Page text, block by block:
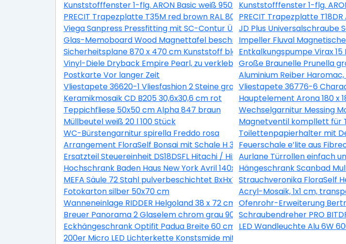
Kunststofffenster 1-flg. ARON Basic weiß 950x550 mm DIN Links
Kunststofffenster 1-flg.
PRECIT Trapezplatte T35M red brown RAL 8012 2300 x 1095 x 0,63 mm
PRECIT Trapezplatte
Viega Sanpress Pressfitting mit SC-Contur Übergangsstück 22mmx1/2"
JD Plus Universalschraube
Glas-Memoboard Wood Magnettafel beschriftbar weiss 30x30 cm
Impeller Fluval
Sicherheitsplane 870 x 470 cm Kunststoff blauEntkalkungspumpe Virax 15
Vinyl-Diele Dryback Empire Pearl, zu verkleben, 23x150 cmGroße Braunelle Prunella
Postkarte Vor langer Zeit
Aluminium Reiber Haromac,
Vliestapete 36620-1 Vliesfashion 2 Steine grau Vliestapete 36776-6
Keramikmosaik CD B205 30,6x30,6 cm rot
Hauptelement Arona 180 x
Teppichfliese 50x50 cm Alpha 847 braun
Wechselgarnitur Messing
Müllbeutel weiß 20 l 100 Stück
Magnetventil kompllett für
WC-Bürstengarnitur spirella Freddo rosa
Toilettenpapierhalter mit
Arrangement FloraSelf Bonsai mit Schale H 30-38 cm Ø 25 cm Topf
Feuerschale e’lite aus
Ersatzteil Steuereinheit DS18DSFL Hitachi / HiKOKI 332823Aurlane Türrollen einfach
Hochschrank Baden Haus New York Avril 140x35 cm gebleichte Eiche mit
Hängeschrank Scanbad
MEFA Säule 72 Stahl pulverbeschichtet BxHxT 205/1100/47 mm
Strauchveronika FloraSelf
Fotokarton silber 50x70 cm
Acryl-Mosaik, 1x1 cm,
Wanneneinlage RIDDER Helgoland 38 x 72 cm weiß blauOfenrohr-Erweiterung
Breuer Panorama 2 Glaselem chrom grau 90/50 cm 3457005003262
Schraubendreher PRO
Eckhängeschrank Optifit Padua Breite 60 cm KUPD OED606-9+
LED Wandleuchte Alu 6W
200er Micro LED Lichterkette Konstsmide mit App bernstein